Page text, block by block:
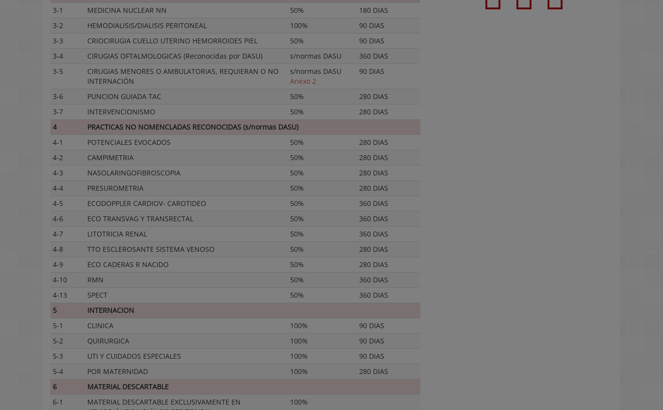
3-1
MEDICINA NUCLEAR NN 50%
180 DIAS
3-2
HEMODIALISIS/DIALISIS PERITONEAL 100%
90 DIAS
3-3
CRIOCIRUGIA CUELLO UTERINO HEMORROIDES PIEL 50%
90 DIAS
3-4
CIRUGIAS OFTALMOLOGICAS (Reconocidas por DASU) s/normas DASU
360 DIAS
3-5
CIRUGIAS MENORES O AMBULATORIAS, REQUIERAN O NO
INTERNACIÓN
s/normas DASU
Anexo 2
90 DIAS
3-6 PUNCION GUIADA TAC 50%
280 DIAS
3-7
INTERVENCIONISMO 50%
280 DIAS
4
PRACTICAS NO NOMENCLADAS RECONOCIDAS (s/normas DASU)
4-1
POTENCIALES EVOCADOS 50%
280 DIAS
4-2
CAMPIMETRIA 50%
280 DIAS
4-3
NASOLARINGOFIBROSCOPIA 50%
280 DIAS
4-4
PRESUROMETRIA 50%
280 DIAS
4-5
ECODOPPLER CARDIOV- CAROTIDEO 50%
360 DIAS
4-6
ECO TRANSVAG Y TRANSRECTAL 50%
360 DIAS
4-7
LITOTRICIA RENAL 50%
360 DIAS
4-8
TTO ESCLEROSANTE SISTEMA VENOSO 50%
280 DIAS
4-9
ECO CADERAS R NACIDO 50%
280 DIAS
4-10
RMN 50%
360 DIAS
4-13
SPECT 50%
360 DIAS
5
INTERNACION
5-1
CLINICA 100%
90 DIAS
5-2
QUIRURGICA 100%
90 DIAS
5-3
UTI Y CUIDADOS ESPECIALES 100%
90 DIAS
5-4
POR MATERNIDAD 100%
280 DIAS
6
MATERIAL DESCARTABLE
6-1
MATERIAL DESCARTABLE EXCLUSIVAMENTE EN
100%